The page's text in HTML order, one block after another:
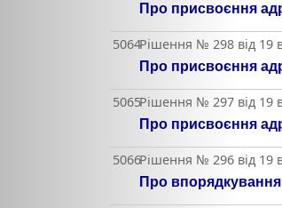
Про присвоєння
5064Рішення № 298 від 19
Про присвоєння
5065Рішення № 297 від 19
Про присвоєння
5066Рішення № 296 від 19
Про